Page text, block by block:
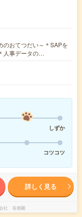
のおてつだい～＊SAPを
人事データの…
しずか
コツコツ
詳しく見る
社 首都圏